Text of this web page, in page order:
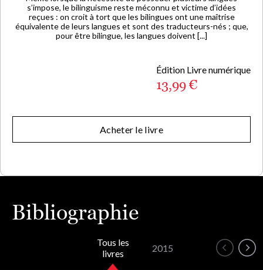
s’impose, le bilinguisme reste méconnu et victime d’idées
reçues : on croit à tort que les bilingues ont une maîtrise
équivalente de leurs langues et sont des traducteurs-nés ; que,
pour être bilingue, les langues doivent [...]
Édition Livre numérique
13,99 €
Acheter le livre
Bibliographie
Tous les
livres
2015